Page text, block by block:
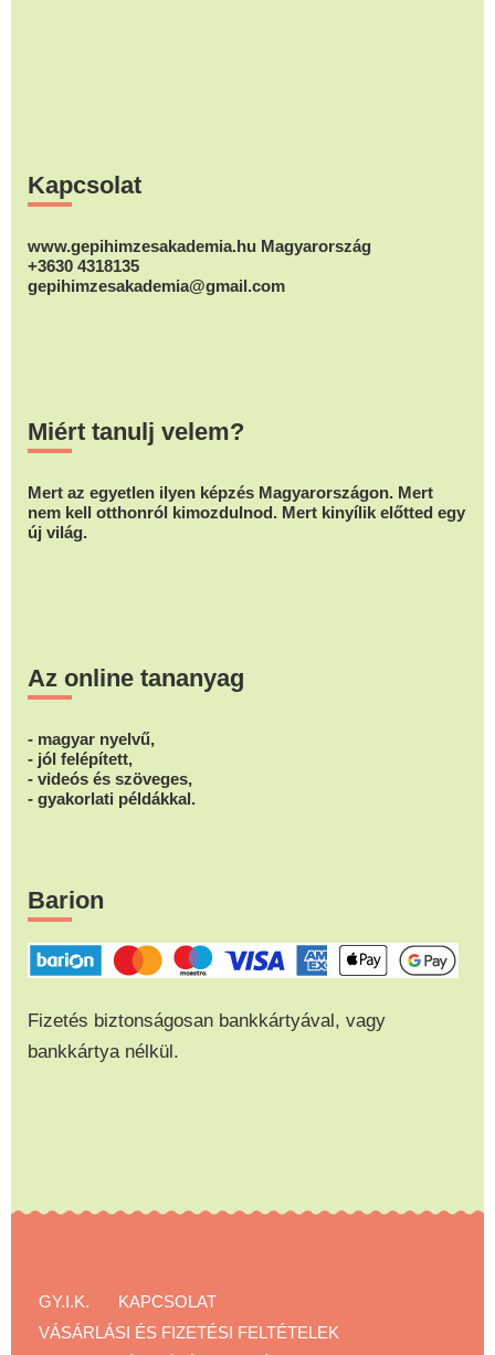
Kapcsolat
www.gepihimzesakademia.hu Magyarország
+3630 4318135
gepihimzesakademia@gmail.com
Miért tanulj velem?
Mert az egyetlen ilyen képzés Magyarországon. Mert
nem kell otthonról kimozdulnod. Mert kinyílik előtted egy
új világ.
Az online tananyag
- magyar nyelvű,
- jól felépített,
- videós és szöveges,
- gyakorlati példákkal.
Barion
Fizetés biztonságosan bankkártyával, vagy
bankkártya nélkül.
GY.I.K.
KAPCSOLAT
VÁSÁRLÁSI ÉS FIZETÉSI FELTÉTELEK